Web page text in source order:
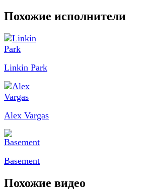
Похожие исполнители
Linkin Park
Alex Vargas
Basement
Похожие видео